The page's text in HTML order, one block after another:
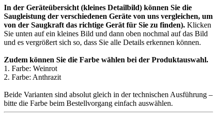
In der Geräteübersicht (kleines Detailbild) können Sie die
Saugleistung der verschiedenen Geräte von uns vergleichen, um
von der Saugkraft das richtige Gerät für Sie zu finden). Klicken
Sie unten auf ein kleines Bild und dann oben nochmal auf das Bild
und es vergrößert sich so, dass Sie alle Details erkennen können.
Zudem können Sie die Farbe wählen bei der Produktauswahl.
1. Farbe: Weinrot
2. Farbe: Anthrazit
Beide Varianten sind absolut gleich in der technischen Ausführung –
bitte die Farbe beim Bestellvorgang einfach auswählen.